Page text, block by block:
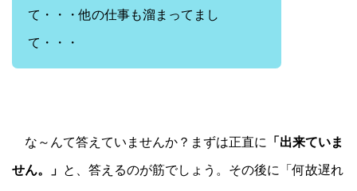
て・・・他の仕事も溜まってまし
て・・・
な～んて答えていませんか？まずは正直に 「出来ていま
せん。」 と、答えるのが筋でしょう。その後に「何故遅れ